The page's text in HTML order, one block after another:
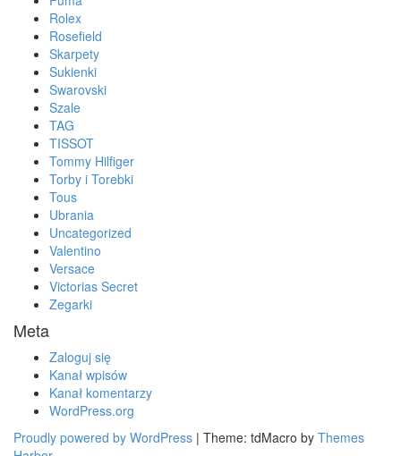
Rolex
Rosefield
Skarpety
Sukienki
Swarovski
Szale
TAG
TISSOT
Tommy Hilfiger
Torby i Torebki
Tous
Ubrania
Uncategorized
Valentino
Versace
Victorias Secret
Zegarki
Meta
Zaloguj się
Kanał wpisów
Kanał komentarzy
WordPress.org
Proudly powered by WordPress | Theme: tdMacro by Themes